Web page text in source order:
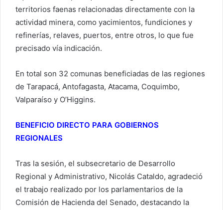
territorios faenas relacionadas directamente con la
actividad minera, como yacimientos, fundiciones y
refinerías, relaves, puertos, entre otros, lo que fue
precisado vía indicación.
En total son 32 comunas beneficiadas de las regiones
de Tarapacá, Antofagasta, Atacama, Coquimbo,
Valparaíso y O’Higgins.
BENEFICIO DIRECTO PARA GOBIERNOS
REGIONALES
Tras la sesión, el subsecretario de Desarrollo
Regional y Administrativo, Nicolás Cataldo, agradeció
el trabajo realizado por los parlamentarios de la
Comisión de Hacienda del Senado, destacando la